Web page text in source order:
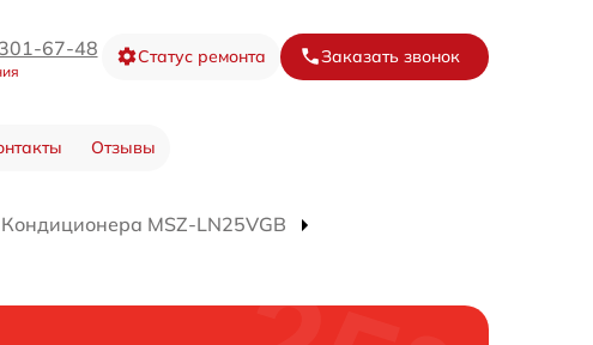
67-48 Статус ремонта Заказать звонок
Отзывы
MSZ-LN25VGB